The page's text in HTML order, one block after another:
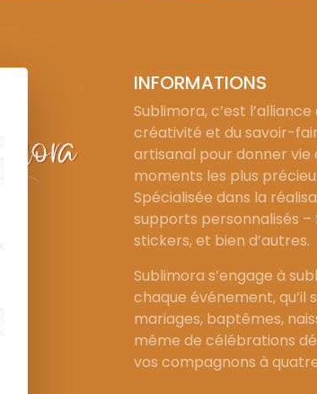
INFORMATIONS
Sublimora, c’est l’alliance
créativité et du savoir-
artisanal pour donner vie
moments les plus
Spécialisée dans la
supports personnalisés
stickers, et bien d’autres.
Sublimora s’engage à
chaque événement, qu’il
mariages, baptêmes,
même de célébrations
vos compagnons à